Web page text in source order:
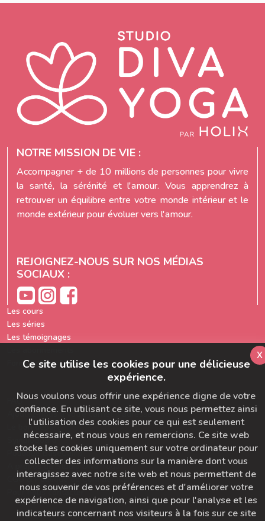
NOTRE MISSION DE VIE :
Accompagner + de 10 millions de personnes pour vivre
la santé, la sérénité et l'amour. Vous apprendrez à
retrouver un équilibre entre votre monde intérieur et le
monde extérieur pour évoluer vers l'amour.
REJOIGNEZ-NOUS SUR NOS MÉDIAS
SOCIAUX :
Les cours
Les séries
Les témoignages
Formation prof de yoga
FAQ
Ajoutez-nous à votre carnet d'adresse
Le bon départ
SymbioBoard
Politique BaseCamp
A propos du Studio Diva Yoga
CGU & Politique de Confidentialité
Pour nous contacter
Ce site utilise les cookies pour une délicieuse
expérience.
Nous voulons vous offrir une expérience digne de votre
confiance. En utilisant ce site, vous nous permettez ainsi
l'utilisation des cookies pour ce qui est seulement
nécessaire, et nous vous en remercions. Ce site web
stocke les cookies uniquement sur votre ordinateur pour
collecter des informations sur la manière dont vous
interagissez avec notre site web et nous permettent de
nous souvenir de vos préférences et d'améliorer votre
expérience de navigation, ainsi que pour l'analyse et les
indicateurs concernant nos visiteurs à la fois sur ce site
x